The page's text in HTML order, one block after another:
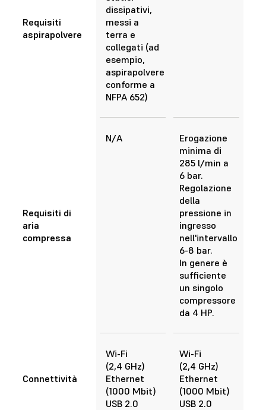
Requisiti
aspirapolvere
dissipativi,
messi a
terra e
collegati (ad
esempio,
aspirapolvere
conforme a
NFPA 652)
Requisiti di
aria
compressa
N/A
Erogazione
minima di
285 l/min a
6 bar.
Regolazione
della
pressione in
ingresso
nell'intervallo
6-8 bar.
In genere è
sufficiente
un singolo
compressore
da 4 HP.
Connettività
Wi-Fi
(2,4 GHz)
Ethernet
(1000 Mbit)
USB 2.0
Wi-Fi
(2,4 GHz)
Ethernet
(1000 Mbit)
USB 2.0